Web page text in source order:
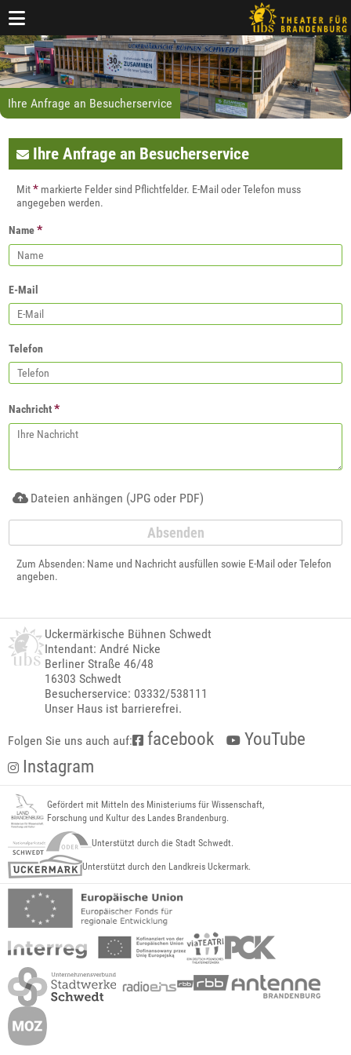
Ihre Anfrage an Besucherservice
Ihre Anfrage an Besucherservice
Mit* markierte Felder sind Pflichtfelder. E-Mail oder Telefon muss
angegeben werden.
Name*
E-Mail
Telefon
Nachricht*
Dateien anhängen (JPG oder PDF)
Zum Absenden: Name und Nachricht ausfüllen sowie E-Mail oder Telefon
angeben.
Uckermärkische Bühnen Schwedt
Intendant: André Nicke
Berliner Straße 46/48
16303 Schwedt
Besucherservice: 03332/538111
Unser Haus ist barrierefrei.
Folgen Sie uns auch auf: facebook
YouTube
Instagram
Gefördert mit Mitteln des Ministeriums für Wissenschaft,
Forschung und Kultur des Landes Brandenburg.
Unterstützt durch die Stadt Schwedt.
Unterstützt durch den Landkreis Uckermark.